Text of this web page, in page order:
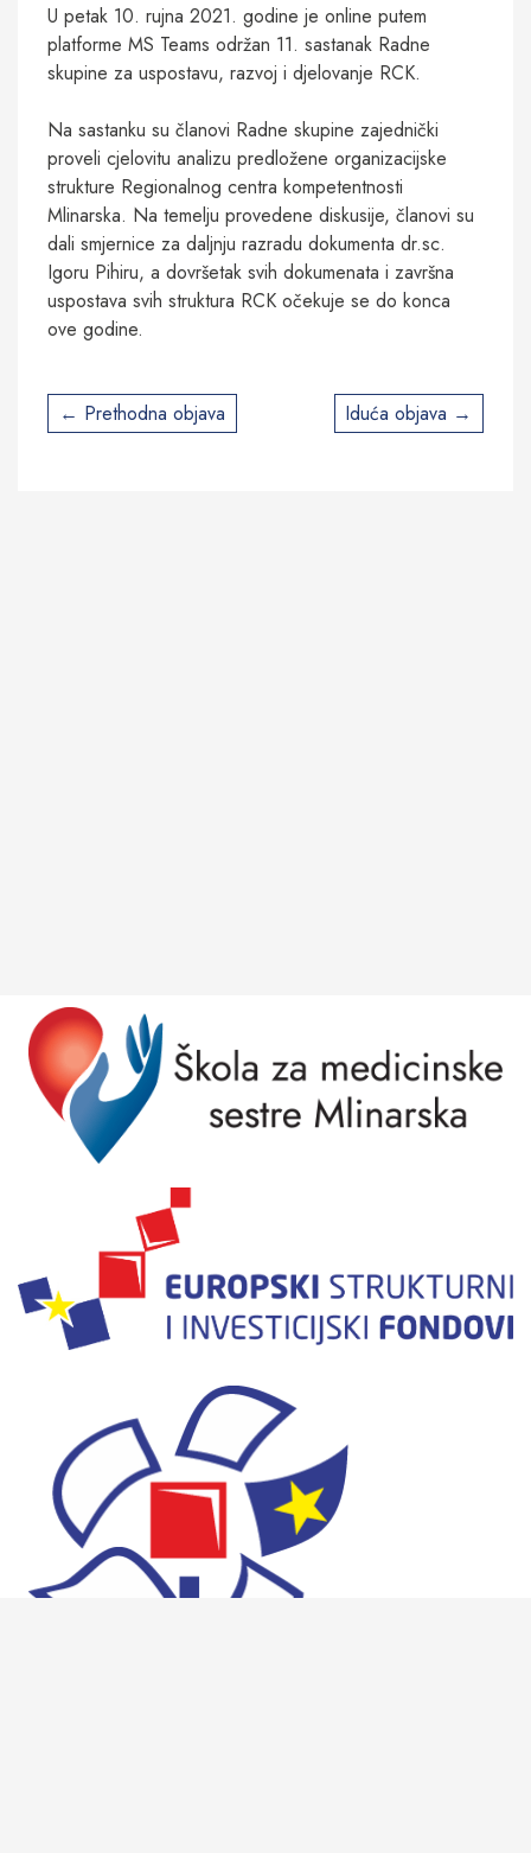
U petak 10. rujna 2021. godine je online putem
platforme MS Teams održan 11. sastanak Radne
skupine za uspostavu, razvoj i djelovanje RCK.
Na sastanku su članovi Radne skupine zajednički
proveli cjelovitu analizu predložene organizacijske
strukture Regionalnog centra kompetentnosti
Mlinarska. Na temelju provedene diskusije, članovi su
dali smjernice za daljnju razradu dokumenta dr.sc.
Igoru Pihiru, a dovršetak svih dokumenata i završna
uspostava svih struktura RCK očekuje se do konca
ove godine.
Post
navigation
Prethodna objava Iduća objava